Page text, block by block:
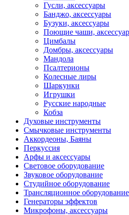
Гусли, аксессуары
Банджо, аксессуары
Бузуки, аксессуары
Поющие чаши,
Цимбалы
Домбры, аксессуары
Мандола
Псалтерионы
Колесные лиры
Шаркунки
Игрушки
Русские народные
Кобза
Духовые инструменты
Смычковые инструменты
Аккордеоны, Баяны
Перкуссия
Арфы и аксессуары
Световое оборудование
Звуковое оборудование
Студийное оборудование
Трансляционное оборудование
Генераторы эффектов
Микрофоны, аксессуары